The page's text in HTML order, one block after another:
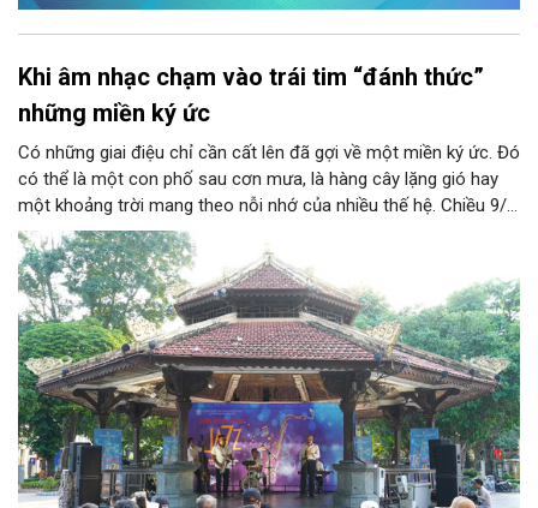
Khi âm nhạc chạm vào trái tim “đánh thức”
những miền ký ức
Có những giai điệu chỉ cần cất lên đã gợi về một miền ký ức. Đó
có thể là một con phố sau cơn mưa, là hàng cây lặng gió hay
một khoảng trời mang theo nỗi nhớ của nhiều thế hệ. Chiều 9/8,
tại Nhà Bát Giác - Vườn hoa Lý Thái Tổ, chương trình “Âm nhạc
cuối tuần” sẽ mở ra một không gian như thế, nơi mỗi tác phẩm
trở thành một lát cắt tinh tế về vẻ đẹp của con người và đời
sống.